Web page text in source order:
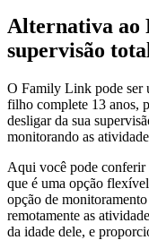
Alternativa ao
supervisão
O Family Link pode ser
filho complete 13 anos,
desligar da sua
monitorando as
Aqui você pode conferir
que é uma opção
opção de
remotamente as
da idade dele, e